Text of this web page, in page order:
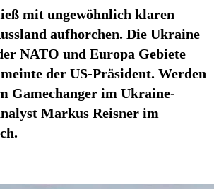
mit ungewöhnlich klaren
aufhorchen. Die Ukraine
NATO und Europa Gebiete
der US-Präsident. Werden
Gamechanger im Ukraine-
Markus Reisner im